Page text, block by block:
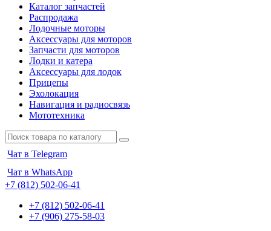
Каталог запчастей
Распродажа
Лодочные моторы
Аксессуары для моторов
Запчасти для моторов
Лодки и катера
Аксессуары для лодок
Прицепы
Эхолокация
Навигация и радиосвязь
Мототехника
Чат в Telegram
Чат в WhatsApp
+7 (812) 502-06-41
+7 (812) 502-06-41
+7 (906) 275-58-03